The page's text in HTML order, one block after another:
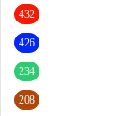
432
426
234
208